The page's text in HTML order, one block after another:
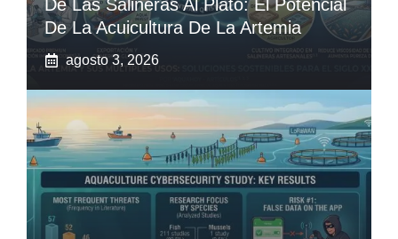
De Las Salineras Al Plato: El Potencial
De La Acuicultura De La Artemia
agosto 3, 2026